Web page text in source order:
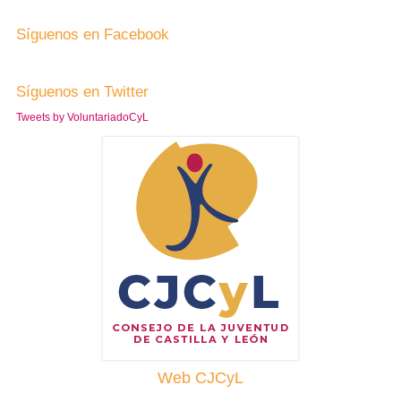
Síguenos en Facebook
Síguenos en Twitter
Tweets by VoluntariadoCyL
Web CJCyL